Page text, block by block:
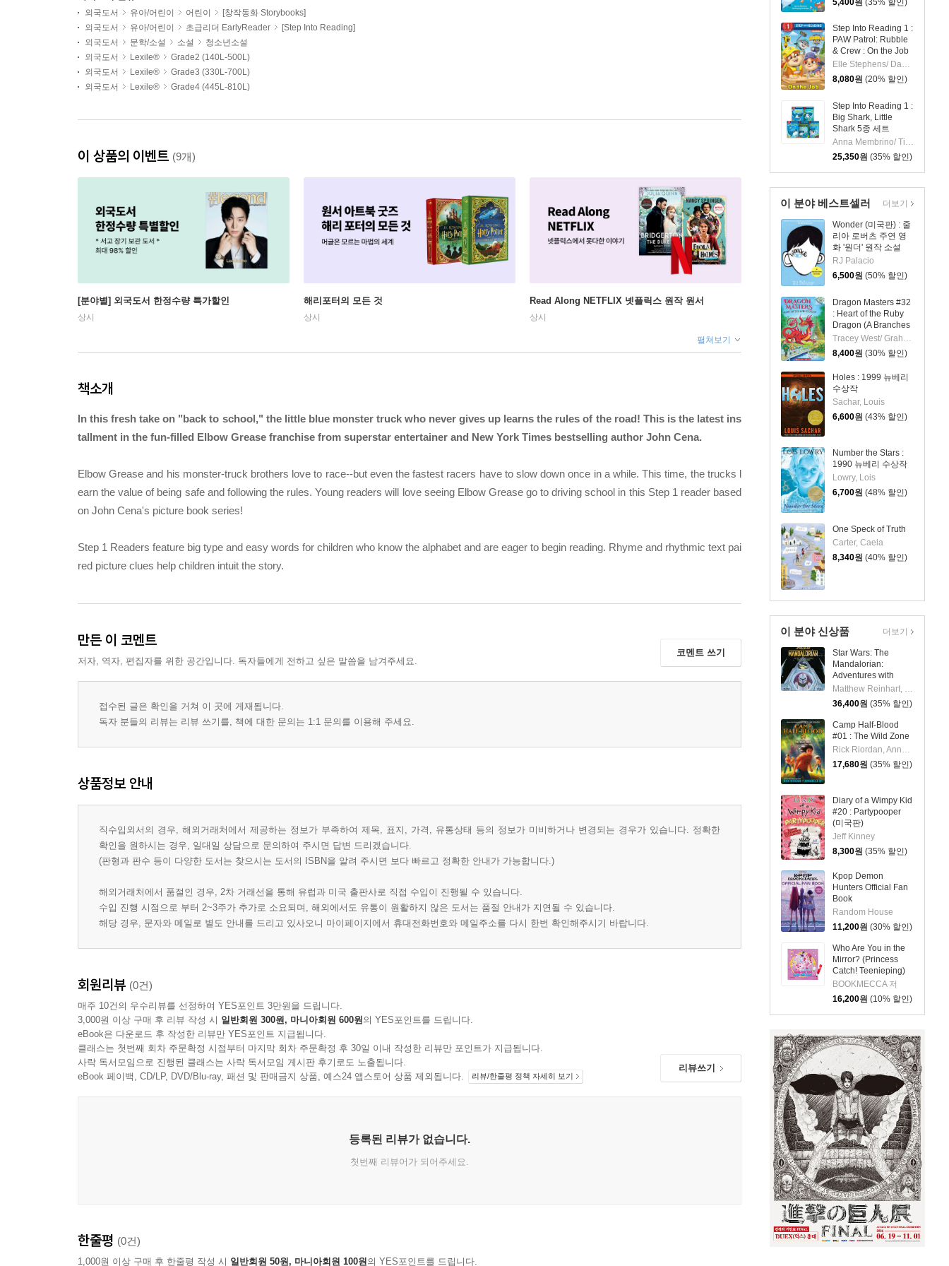
5,400원 (35% 할인)
Step Into Reading 1 :
PAW Patrol: Rubble
& Crew : On the Job
Elle Stephens/ Dave Aikins (ILT)
8,080원 (20% 할인)
Step Into Reading 1 :
Big Shark, Little
Shark 5종 세트
25,350원 (35% 할인)
이 분야 베스트셀러
Wonder (미국판) : 줄
리아 로버츠 주연 영
화 '원더' 원작 소설
RJ Palacio
6,500원 (50% 할인)
Dragon Masters #32
: Heart of the Ruby
Dragon (A Branches
Book)
Tracey West/ Graham Howells (ILT)
8,400원 (30% 할인)
Holes : 1999 뉴베리
수상작
Sachar, Louis
6,600원 (43% 할인)
Number the Stars :
1990 뉴베리 수상작
Lowry, Lois
6,700원 (48% 할인)
One Speck of Truth
Carter, Caela
8,340원 (40% 할인)
더보기
이 분야 신상품
Star Wars: The
Mandalorian:
Adventures with
Grogu: Pop-Up
Storybook
Matthew Reinhart, S.T. Bende
36,400원 (35% 할인)
Camp Half-Blood
#01 : The Wild Zone
Rick Riordan, Annabelle Oh
17,680원 (35% 할인)
Diary of a Wimpy Kid
#20 : Partypooper
(미국판)
Jeff Kinney
8,300원 (35% 할인)
Kpop Demon
Hunters Official Fan
Book
Random House
11,200원 (30% 할인)
Who Are You in the
Mirror? (Princess
Catch! Teenieping)
(세이펜호환 / QR음원
포함)
BOOKMECCA 저
16,200원 (10% 할인)
더보기
외국도서 유아/어린이 어린이
[창작동화 Storybooks]
외국도서
유아/어린이 초급리더 EarlyReader
[Step Into Reading]
외국도서
문학/소설 소설
청소년소설
외국도서
Lexile®
Grade2 (140L-500L)
외국도서
Lexile®
Grade3 (330L-700L)
외국도서
Lexile® Grade4 (445L-810L)
이 상품의 이벤트 (9개)
[분야별] 외국도서 한정수량 특가할인
상시
해리포터의 모든 것
상시
Read Along NETFLIX 넷플릭스 원작 원서
상시
펼쳐보기
책소개
In this fresh take on "back to school," the little blue monster truck who never gives up learns the rules of the road! This is the latest ins
tallment in the fun-filled Elbow Grease franchise from superstar entertainer and New York Times bestselling author John Cena.
Elbow Grease and his monster-truck brothers love to race--but even the fastest racers have to slow down once in a while. This time, the trucks l
earn the value of being safe and following the rules. Young readers will love seeing Elbow Grease go to driving school in this Step 1 reader based
on John Cena's picture book series!
Step 1 Readers feature big type and easy words for children who know the alphabet and are eager to begin reading. Rhyme and rhythmic text pai
red picture clues help children intuit the story.
만든 이 코멘트
저자, 역자, 편집자를 위한 공간입니다. 독자들에게 전하고 싶은 말씀을 남겨주세요.
코멘트 쓰기
접수된 글은 확인을 거쳐 이 곳에 게재됩니다.
독자 분들의 리뷰는 리뷰 쓰기를, 책에 대한 문의는 1:1 문의를 이용해 주세요.
상품정보 안내
직수입외서의 경우, 해외거래처에서 제공하는 정보가 부족하여 제목, 표지, 가격, 유통상태 등의 정보가 미비하거나 변경되는 경우가 있습니다. 정확한
확인을 원하시는 경우, 일대일 상담으로 문의하여 주시면 답변 드리겠습니다.
(판형과 판수 등이 다양한 도서는 찾으시는 도서의 ISBN을 알려 주시면 보다 빠르고 정확한 안내가 가능합니다.)
해외거래처에서 품절인 경우, 2차 거래선을 통해 유럽과 미국 출판사로 직접 수입이 진행될 수 있습니다.
수입 진행 시점으로 부터 2~3주가 추가로 소요되며, 해외에서도 유통이 원활하지 않은 도서는 품절 안내가 지연될 수 있습니다.
해당 경우, 문자와 메일로 별도 안내를 드리고 있사오니 마이페이지에서 휴대전화번호와 메일주소를 다시 한번 확인해주시기 바랍니다.
회원리뷰 (0건)
매주 10건의 우수리뷰를 선정하여 YES포인트 3만원을 드립니다.
3,000원 이상 구매 후 리뷰 작성 시 일반회원 300원, 마니아회원 600원의 YES포인트를 드립니다.
eBook은 다운로드 후 작성한 리뷰만 YES포인트 지급됩니다.
클래스는 첫번째 회차 주문확정 시점부터 마지막 회차 주문확정 후 30일 이내 작성한 리뷰만 포인트가 지급됩니다.
사락 독서모임으로 진행된 클래스는 사락 독서모임 게시판 후기로도 노출됩니다.
eBook 페이백, CD/LP, DVD/Blu-ray, 패션 및 판매금지 상품, 예스24 앱스토어 상품 제외됩니다.
리뷰/한줄평 정책 자세히 보기
리뷰쓰기
등록된 리뷰가 없습니다.
첫번째 리뷰어가 되어주세요.
한줄평 (0건)
1,000원 이상 구매 후 한줄평 작성 시 일반회원 50원, 마니아회원 100원의 YES포인트를 드립니다.